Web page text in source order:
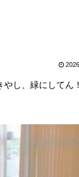
し、緑にしてん